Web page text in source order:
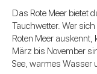
Das Rote Meer bietet
Tauchwetter. Wer
Roten Meer auskennt,
März bis November
See, warmes Wasser